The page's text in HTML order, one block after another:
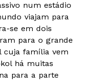
num estádio
viajam para
se em dois
para o grande
cuja família vem
há muitas
para a parte